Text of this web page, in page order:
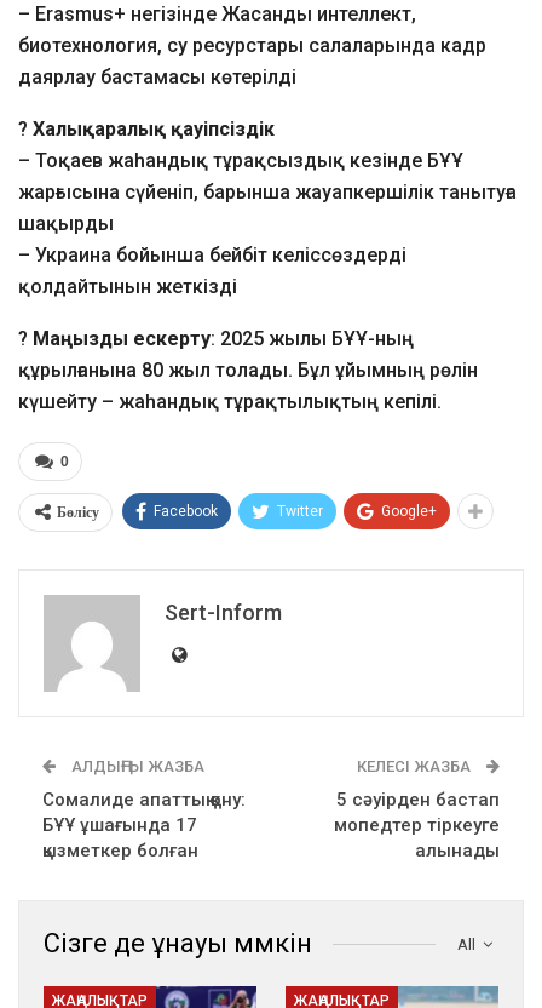
– Erasmus+ негізінде Жасанды интеллект,
биотехнология, су ресурстары салаларында кадр
даярлау бастамасы көтерілді
? Халықаралық қауіпсіздік
– Тоқаев жаһандық тұрақсыздық кезінде БҰҰ
жарғысына сүйеніп, барынша жауапкершілік танытуға
шақырды
– Украина бойынша бейбіт келіссөздерді
қолдайтынын жеткізді
? Маңызды ескерту: 2025 жылы БҰҰ-ның
құрылғанына 80 жыл толады. Бұл ұйымның рөлін
күшейту – жаһандық тұрақтылықтың кепілі.
0
Бөлісу Facebook Twitter Google+
Sert-Inform
АЛДЫҢҒЫ ЖАЗБА
Сомалиде апаттық қону:
БҰҰ ұшағында 17
қызметкер болған
КЕЛЕСІ ЖАЗБА
5 сәуірден бастап
мопедтер тіркеуге
алынады
All
Сізге де ұнауы мүмкін
ЖАҢАЛЫҚТАР ЖАҢАЛЫҚТАР